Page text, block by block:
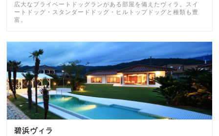
広大なプライベートドッグランがある部屋を備えたヴィラ。スイ
ートドッグ・スタンダードドッグ・ヒルトップドッグと種類も豊
富。
碧浜ヴィラ